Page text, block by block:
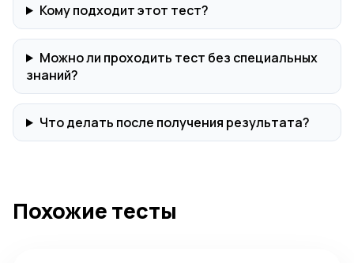
Кому подходит этот тест?
Можно ли проходить тест без специальных
знаний?
Что делать после получения результата?
Похожие тесты